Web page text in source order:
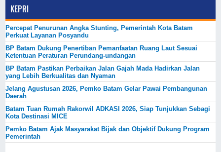
KEPRI
Percepat Penurunan Angka Stunting, Pemerintah Kota Batam
Perkuat Layanan Posyandu
BP Batam Dukung Penertiban Pemanfaatan Ruang Laut Sesuai
Ketentuan Peraturan Perundang-undangan
BP Batam Pastikan Perbaikan Jalan Gajah Mada Hadirkan Jalan
yang Lebih Berkualitas dan Nyaman
Jelang Agustusan 2026, Pemko Batam Gelar Pawai Pembangunan
Daerah
Batam Tuan Rumah Rakorwil ADKASI 2026, Siap Tunjukkan Sebagi
Kota Destinasi MICE
Pemko Batam Ajak Masyarakat Bijak dan Objektif Dukung Program
Pemerintah